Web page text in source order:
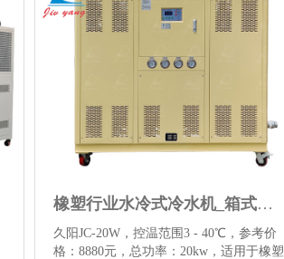
橡塑行业水冷式冷水机_箱式工业冷水机
久阳JC-20W，控温范围3 - 40℃，参考价
格：8880元，总功率：20kw，适用于橡塑